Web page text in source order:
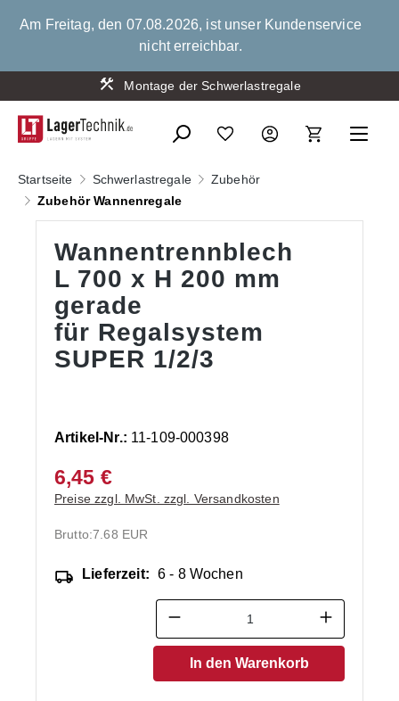
springen
Am Freitag, den 07.08.2026, ist unser Kundenservice
nicht erreichbar.
Montage der Schwerlastregale
Startseite Schwerlastregale
Zubehör
Zubehör Wannenregale
Wannentrennblech
L 700 x H 200 mm
gerade
für Regalsystem
SUPER 1/2/3
Artikel-Nr.: 11-109-000398
6,45 €
Preise zzgl. MwSt. zzgl. Versandkosten
Brutto:7.68 EUR
Lieferzeit: 6 - 8 Wochen
Produkt Anzahl: Gib den
In den Warenkorb